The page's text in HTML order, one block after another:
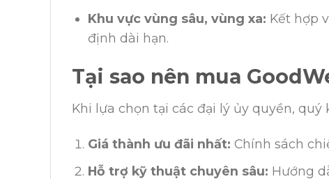
Khu vực vùng sâu, vùng xa: Kết hợp
định dài hạn.
Tại sao nên mua
Khi lựa chọn tại các đại lý ủy quyền, quý
Giá thành ưu đãi nhất: Chính sách
Hỗ trợ kỹ thuật chuyên sâu: Hướng